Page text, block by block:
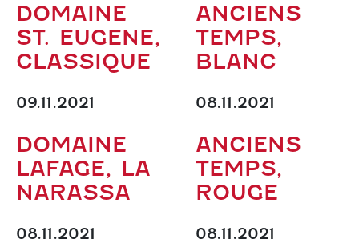
DOMAINE
ST. EUGENE,
CLASSIQUE
09.11.2021
ANCIENS
TEMPS,
BLANC
08.11.2021
DOMAINE
LAFAGE, LA
NARASSA
08.11.2021
ANCIENS
TEMPS,
ROUGE
08.11.2021